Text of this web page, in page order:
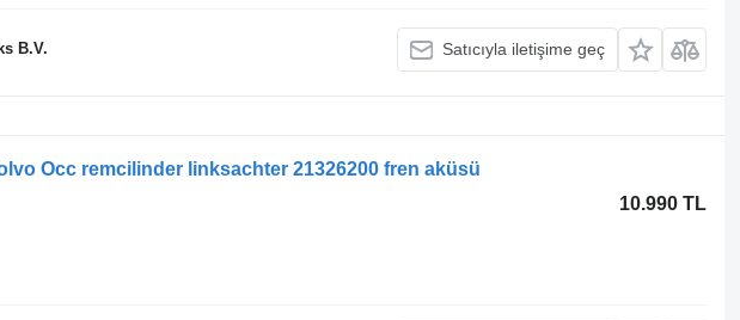
B.V. Satıcıyla iletişime geç
Occ remcilinder linksachter 21326200 fren aküsü
10.990 TL